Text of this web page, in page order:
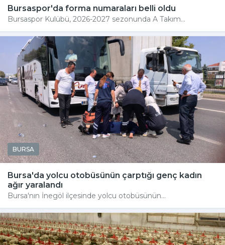
Bursaspor'da forma numaraları belli oldu
Bursaspor Kulübü, 2026-2027 sezonunda A Takım...
BURSA
Bursa'da yolcu otobüsünün çarptığı genç kadın
ağır yaralandı
Bursa'nın İnegöl ilçesinde yolcu otobüsünün...